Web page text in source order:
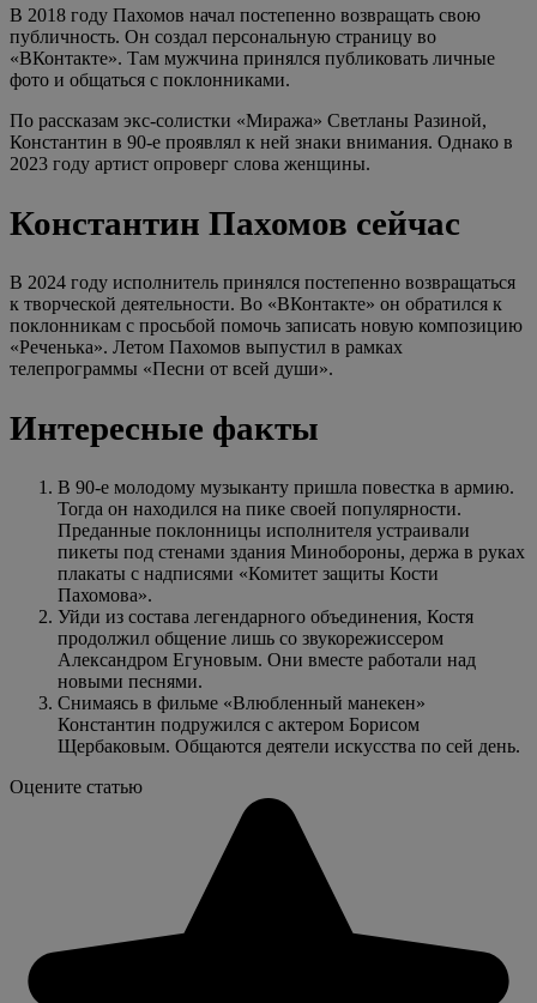
В 2018 году Пахомов начал постепенно возвращать свою
публичность. Он создал персональную страницу во
«ВКонтакте». Там мужчина принялся публиковать личные
фото и общаться с поклонниками.
По рассказам экс-солистки «Миража» Светланы Разиной,
Константин в 90-е проявлял к ней знаки внимания. Однако в
2023 году артист опроверг слова женщины.
Константин Пахомов сейчас
В 2024 году исполнитель принялся постепенно возвращаться
к творческой деятельности. Во «ВКонтакте» он обратился к
поклонникам с просьбой помочь записать новую композицию
«Реченька». Летом Пахомов выпустил в рамках
телепрограммы «Песни от всей души».
Интересные факты
В 90-е молодому музыканту пришла повестка в армию.
Тогда он находился на пике своей популярности.
Преданные поклонницы исполнителя устраивали
пикеты под стенами здания Минобороны, держа в руках
плакаты с надписями «Комитет защиты Кости
Пахомова».
Уйди из состава легендарного объединения, Костя
продолжил общение лишь со звукорежиссером
Александром Егуновым. Они вместе работали над
новыми песнями.
Снимаясь в фильме «Влюбленный манекен»
Константин подружился с актером Борисом
Щербаковым. Общаются деятели искусства по сей день.
Оцените статью